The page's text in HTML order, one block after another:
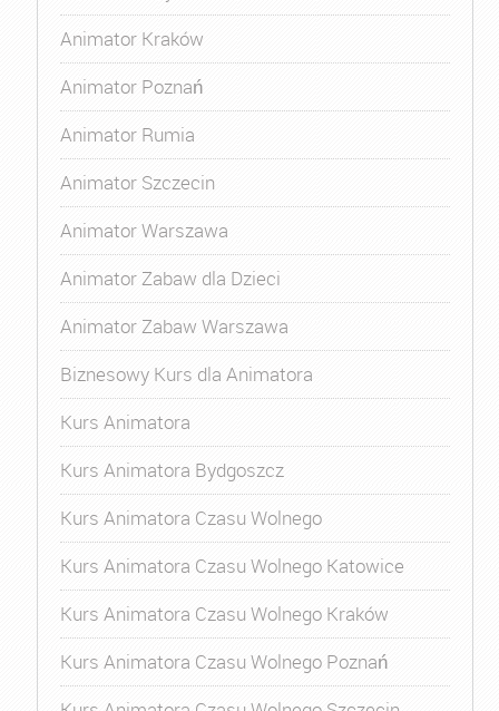
Animator Kraków
Animator Poznań
Animator Rumia
Animator Szczecin
Animator Warszawa
Animator Zabaw dla Dzieci
Animator Zabaw Warszawa
Biznesowy Kurs dla Animatora
Kurs Animatora
Kurs Animatora Bydgoszcz
Kurs Animatora Czasu Wolnego
Kurs Animatora Czasu Wolnego Katowice
Kurs Animatora Czasu Wolnego Kraków
Kurs Animatora Czasu Wolnego Poznań